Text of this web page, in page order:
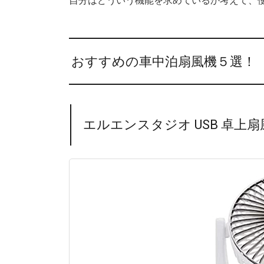
おすすめの車中泊扇風機５選！
エルエンスタジオ USB 卓上扇